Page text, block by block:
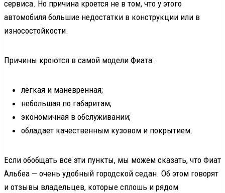
сервиса. Но причина кроется не в том, что у этого
автомобиля большие недостатки в конструкции или в
износостойкости.
Причины кроются в самой модели Фиата:
лёгкая и маневренная;
небольшая по габаритам;
экономичная в обслуживании;
обладает качественным кузовом и покрытием.
Если обобщать все эти пункты, мы можем сказать, что Фиат
Альбеа — очень удобный городской седан. Об этом говорят
и отзывы владельцев, которые сплошь и рядом